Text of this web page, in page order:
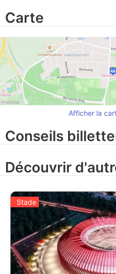
Carte
Afficher la
Conseils
Découvrir
Stade